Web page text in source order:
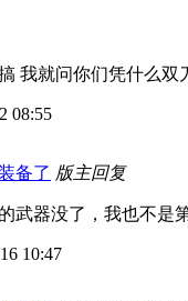
我就问你们凭什么
08:55
备了 版主回复
武器没了，我也不是
10:47